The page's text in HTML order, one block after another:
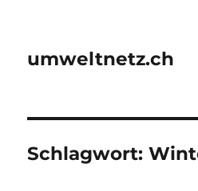
umweltnetz.ch
Schlagwort: